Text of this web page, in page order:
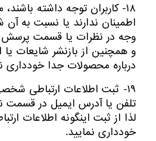
۱۸- کاربران توجه داشته
اطمینان ندارند یا نسبت به
وجه در نظرات یا قسمت پرسش
و همچنین از بازنشر شایعات
درباره محصولات جدا خودداری
۱۹- ثبت اطلاعات ارتباطی
تلفن یا آدرس ایمیل در قسمت
لذا از ثبت اینگونه اطلاعات
خودداری نمایید.